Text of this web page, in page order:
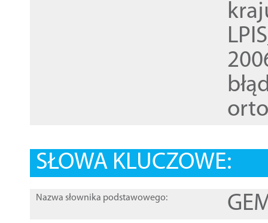
SŁOWA KLUCZOWE:
Nazwa słownika podstawowego: